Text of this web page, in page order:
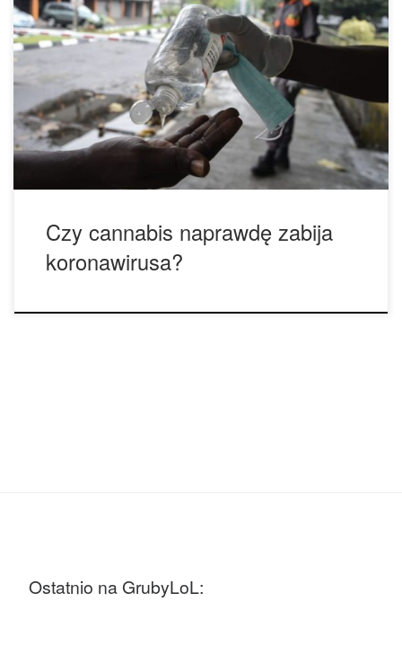
Czy cannabis naprawdę zabija koronawirusa? Postaramy
się tego dowiedzieć w dzisiejszym artykule. Na początku
2020 roku wybuchła epidemia nowego koronawirusa –
obecnie znanego jako COVID-19. Zakażenia przekroczyły
liczbę 100,000 osób, powodując wprowadzenie zakazów
podróży, ograniczeń handlowych oraz kwarantann. Liczba
ofiar śmiertelnych utrzymuje się na poziomie 4%, jednak
większość z nich […]
Czy cannabis naprawdę zabija
koronawirusa?
Ostatnio na GrubyLoL: